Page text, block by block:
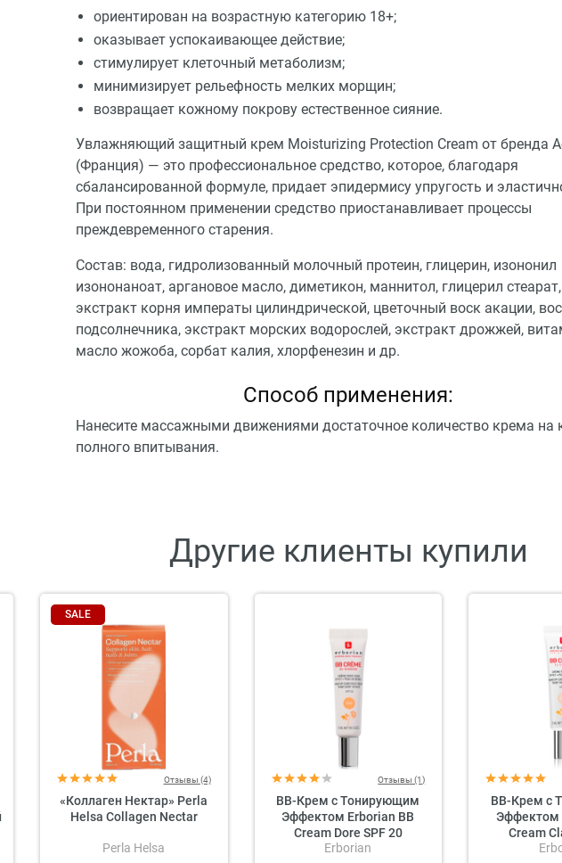
ориентирован на возрастную категорию 18+;
оказывает успокаивающее действие;
стимулирует клеточный метаболизм;
минимизирует рельефность мелких морщин;
возвращает кожному покрову естественное сияние.
Увлажняющий защитный крем Moisturizing Protection Cream от бренда
(Франция) — это профессиональное средство, которое, благодаря
сбалансированной формуле, придает эпидермису упругость и
При постоянном применении средство приостанавливает процессы
преждевременного старения.
Состав: вода, гидролизованный молочный протеин, глицерин, изононил
изононаноат, аргановое масло, диметикон, маннитол, глицерил стеарат,
экстракт корня императы цилиндрической, цветочный воск акации,
подсолнечника, экстракт морских водорослей, экстракт дрожжей,
масло жожоба, сорбат калия, хлорфенезин и др.
Способ применения:
Нанесите массажными движениями достаточное количество крема на
полного впитывания.
Другие клиенты купили
SALE
Отзывы (4)
«Коллаген Нектар» Perla
Helsa Collagen Nectar
Perla Helsa
Отзывы (1)
BB-Крем с Тонирующим
Эффектом Erborian BB
Cream Dore SPF 20
Erborian
BB-Крем с
Эффектом
Cream